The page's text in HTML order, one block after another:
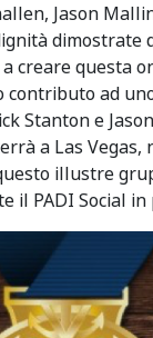
Jason
creare questa
ad
Stanton e
a Las Vegas,
illustre
il PADI Social